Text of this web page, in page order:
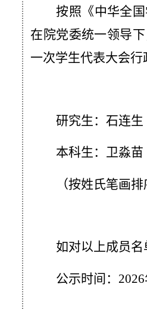
按照《中华全
在院党委统一领导
一次学生代表大会
研究生：石连生
本科生： 卫淼苗
（按姓氏笔画排
如对以上成员
公示时间： 2026